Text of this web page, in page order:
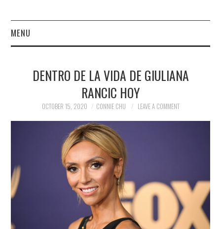
MENU
FINANCE
DENTRO DE LA VIDA DE GIULIANA
RANCIC HOY
OCTOBER 15, 2020 CONNIE CHU LEAVE A COMMENT